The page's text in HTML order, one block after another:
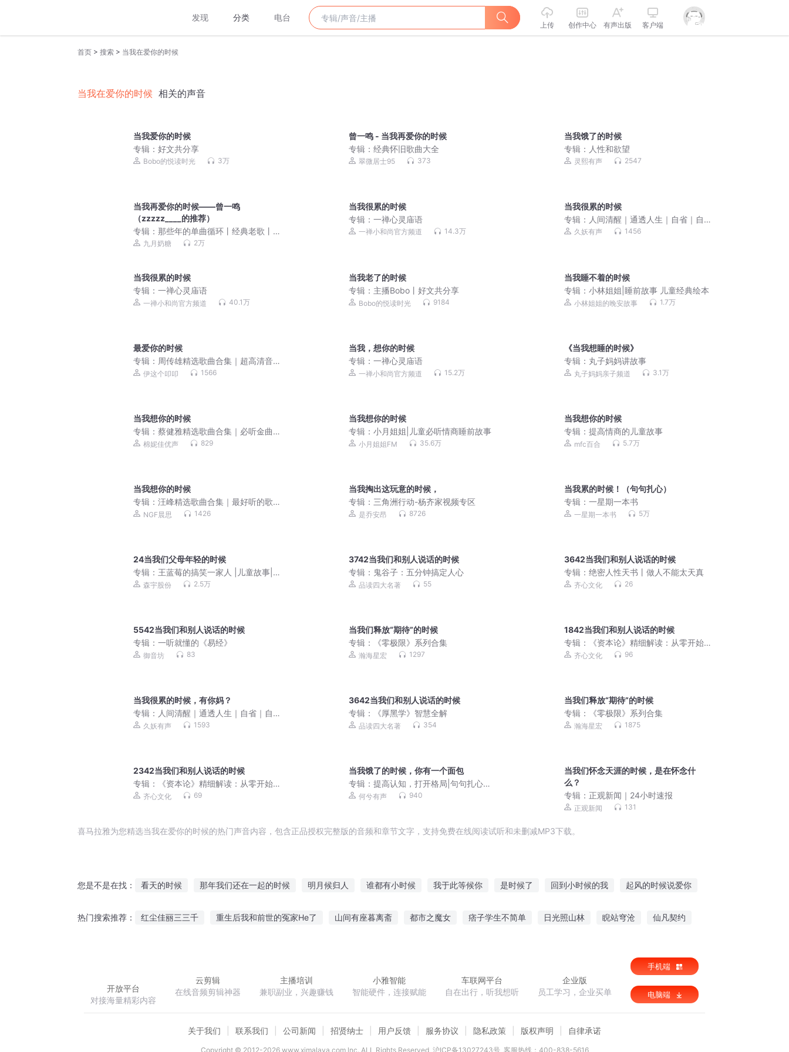
发现 分类 电台
上传 创作中心 有声出版 客户端
首页 > 搜索 > 当我在爱你的时候
当我在爱你的时候 相关的声音
当我爱你的时候
专辑： 好文共分享
Bobo的悦读时光 3万
曾一鸣 - 当我再爱你的时候
专辑：经典怀旧歌曲大全
翠微居士95 373
当我饿了的时候
专辑： 人性和欲望
灵熙有声 2547
当我再爱你的时候——曾一鸣
（zzzzz____的推荐）
专辑： 那些年的单曲循环丨经典老歌丨
怀旧金曲丨流行丨民谣
九月奶糖 2万
当我很累的时候
专辑：一禅心灵庙语
一禅小和尚官方频道 14.3万
当我很累的时候
专辑： 人间清醒｜通透人生｜自省｜自
渡｜自愈
久妖有声 1456
当我很累的时候
专辑： 一禅心灵庙语
一禅小和尚官方频道 40.1万
当我老了的时候
专辑： 主播Bobo丨好文共分享
Bobo的悦读时光 9184
当我睡不着的时候
专辑：小林姐姐|睡前故事 儿童经典绘本
小林姐姐的晚安故事 1.7万
最爱你的时候
专辑： 周传雄精选歌曲合集｜超高清音
质｜最好听的必备歌单
伊这个叩叩 1566
当我，想你的时候
专辑：一禅心灵庙语
一禅小和尚官方频道 15.2万
《当我想睡的时候》
专辑： 丸子妈妈讲故事
丸子妈妈亲子频道 3.1万
当我想你的时候
专辑： 蔡健雅精选歌曲合集｜必听金曲
50首｜超高音质
棉妮佳优声 829
当我想你的时候
专辑：小月姐姐|儿童必听情商睡前故事
小月姐姐FM 35.6万
当我想你的时候
专辑：提高情商的儿童故事
mfc百合 5.7万
当我想你的时候
专辑： 汪峰精选歌曲合集｜最好听的歌
曲｜超高清音质
NGF晨思 1426
当我掏出这玩意的时候，
专辑： 三角洲行动-杨齐家视频专区
是乔安昂 8726
当我累的时候！（句句扎心）
专辑：一星期一本书
一星期一本书 5万
24当我们父母年轻的时候
专辑： 王蓝莓的搞笑一家人 |儿童故事|
日常爆笑|亲子成长
森宇股份 2.5万
3742当我们和别人说话的时候
专辑： 鬼谷子：五分钟搞定人心
品读四大名著 55
3642当我们和别人说话的时候
专辑：绝密人性天书丨做人不能太天真
齐心文化 26
5542当我们和别人说话的时候
专辑： 一听就懂的《易经》
御音坊 83
当我们释放“期待”的时候
专辑：
《零极限》系列合集
瀚海星宏 1297
1842当我们和别人说话的时候
专辑：
《资本论》精细解读：从零开始
读懂经济学
齐心文化 96
当我很累的时候，有你妈？
专辑： 人间清醒｜通透人生｜自省｜自
渡｜自愈
久妖有声 1593
3642当我们和别人说话的时候
专辑：
《厚黑学》智慧全解
品读四大名著 354
当我们释放“期待”的时候
专辑：
《零极限》系列合集
瀚海星宏 1875
2342当我们和别人说话的时候
专辑：
《资本论》精细解读：从零开始
读懂经济学
齐心文化 69
当我饿了的时候，你有一个面包
专辑：提高认知，打开格局|句句扎心真
话 何兮有声 940
当我们怀念天涯的时候，是在怀念什
么？
专辑： 正观新闻｜24小时速报
正观新闻 131
喜马拉雅为您精选当我在爱你的时候的热门声音内容，包含正品授权完整版的音频和章节文字，支持免费在线阅读试听和未删减MP3下载。
您是不是在找： 看天的时候 那年我们还在一起的时候 明月候归人 谁都有小时候 我于此等候你 是时候了 回到小时候的我 起风的时候说爱你
热门搜索推荐： 红尘佳丽三三千 重生后我和前世的冤家He了 山间有座暮离斋 都市之魔女 痞子学生不简单 日光照山林 睨站穹沧 仙凡契约
开放平台
对接海量精彩内容
云剪辑
在线音频剪辑神器
主播培训
兼职副业，兴趣赚钱
小雅智能
智能硬件，连接赋能
车联网平台
自在出行，听我想听
企业版
员工学习，企业买单
手机端
电脑端
关于我们 联系我们 公司新闻 招贤纳士 用户反馈 服务协议 隐私政策 版权声明 自律承诺
Copyright © 2012-2026www.ximalaya.com lnc. ALL Rights Reserved 沪ICP备13027243号 客服热线：400-838-5616